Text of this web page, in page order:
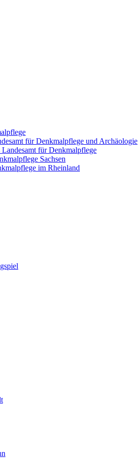
für Denkmalpflege und Archäologie
Landesamt für Denkmalpflege
Sachsen
im Rheinland